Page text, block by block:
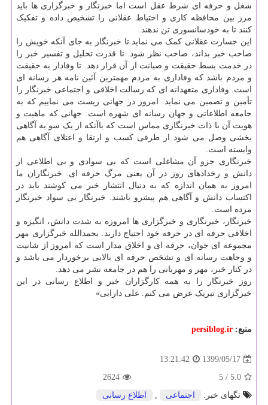
شغل و حرفه ای شرط عقل است اما خبرنگار و خبرگزاری ها باید
مرز بین محافظه کاری و احتیاط عقلانی را تشخیص داده و تفکیک
کنند تا به خودسانسوری تن ندهند.
این جسارت عقلانی کمک می نماید تا خبرنگار به جای آنکه خویش را
صاحب خبر بداند، صاحب نظر شود. تا قدرت تحلیل و تفسیر خبر را
در خدمت بسط حقیقت و صیانت از آن قرار دهد. تا وفادار به حقیقت
و مردم باشد که وفاداری به مردم مهمترین آئین نامه هر رسانه ای
است. وفاداری متعهدانه ای که رسالت اخلاقی و اجتماعی خبرنگار را
تأمین و تضمین می نماید. امروز در جهانی زیست می نماییم که به
جامعه اطلاعاتی و جهان رسانه ای شهره است. جهانی که ماهیت و
هویت آن با ذات خبرنگاری مماس است که باآنکه از یک سو به آگاهی
بخشی وصل می شود از طرفی کسب و ارتقا و اعتلای آگاهی هم
وابسته است.
خبرنگاری جزو آن مشاغلی است که بی سوادی و بی اطلاعی از
دانش و رخدادهای روز در آن یعنی مرگ حرفه ای. خبرنگاران ما
امروز به همان اندازه که به دنبال انتشار خبر می کوشند باید در
اکتساب دانش و آگاهی هم پیشرو باشند. خبرنگار بی سواد خبرنگار
مرده است.
خبرنگار، خبرنگاری و خبرگزاری ها امروزه به شدت دانش، انگیزه و
اخلاقی حرفه ای در حرفه خود احتیاج دارند. بحمدالله خبرگزاری مهر
مجموعه ای جوان، حرفه ای و اخلاق مدار است که امروز از شانیت
و وجاهت رسانه ای و تشخص حرفه ای بالایی برخوردار می باشد و
در کنار خبر، مهر و مهربانی را هم در جامعه نشر می دهد.
روز خبرنگار را به همه کارگزاران خبر و اطلاع رسانی در این
خبرگزاری تبریک عرض می کنم. علی دارابی»
منبع: persiblog.ir
1399/05/17
13:21:42
5.0
/ 5
2624
تگهای خبر:
اجتماعی , اطلاع رسانی